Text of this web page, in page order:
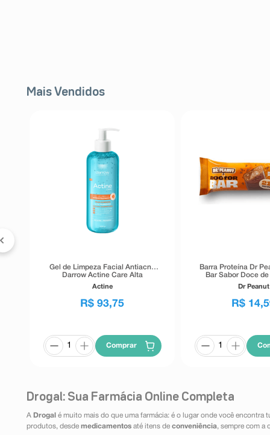
Mais Vendidos
Gel de Limpeza Facial Antiacne
Darrow Actine Care Alta
Tolerância 400g
Actine
R$ 93,75
Comprar
Barra Proteína Dr
Bar Sabor Doce
Dr Peanut
R$ 14,
Drogal: Sua Farmácia Online Completa
A Drogal é muito mais do que uma farmácia: é o lugar onde você encontra
produtos, desde medicamentos até itens de conveniência, sempre com a